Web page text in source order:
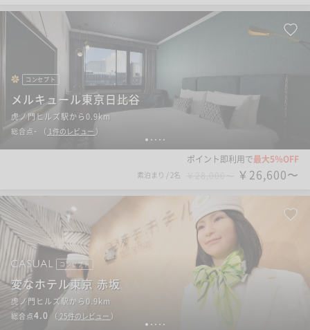
1 2 3 4 5
コンセプト
メルキュール東京日比谷
虎ノ門ヒルズ駅から0.9km
総合点 - （ 1件のレビュー ）
ポイント即利用で最大5％OFF
素泊まり / 2名 ￥26,600〜
1 2 3 4 5
コンセプト
変なホテル東京 赤坂
虎ノ門ヒルズ駅から0.9km
総合点4.0 （ 25件のレビュー ）